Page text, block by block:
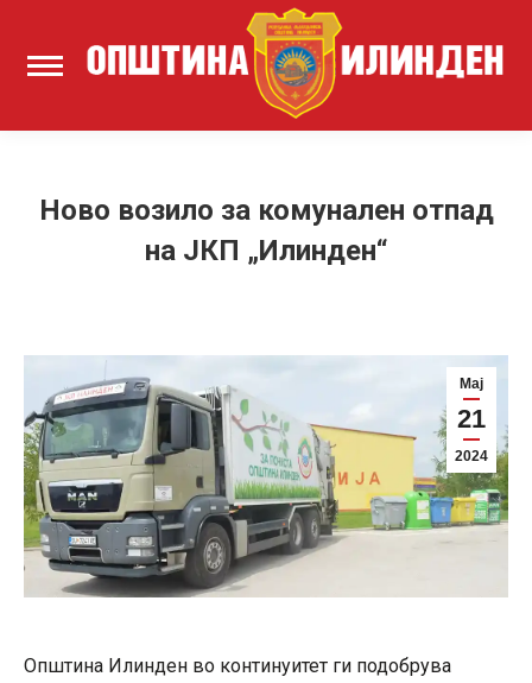
Ново возило за комунален отпад
на ЈКП „Илинден“
Мај
21
2024
Општина Илинден во континуитет ги подобрува